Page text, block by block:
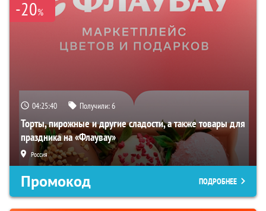
-20%
04:25:39 Получили:6
Торты, пирожные и другие сладости, а также товары для
праздника на «Флаувау»
Россия
Промокод ПОДРОБНЕЕ